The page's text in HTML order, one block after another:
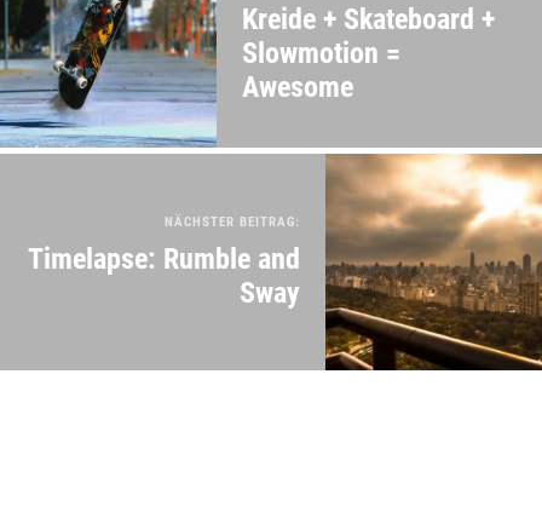
Kreide + Skateboard +
Slowmotion =
Awesome
NÄCHSTER BEITRAG:
Timelapse: Rumble and
Sway